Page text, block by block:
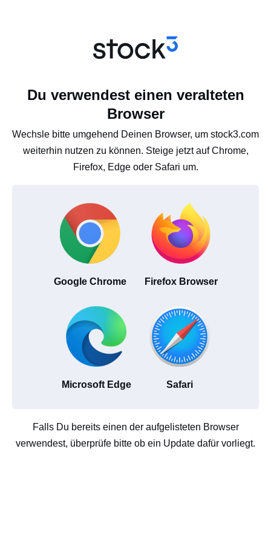
Du verwendest einen veralteten
Browser
Wechsle bitte umgehend Deinen Browser, um stock3.com
weiterhin nutzen zu können. Steige jetzt auf Chrome,
Firefox, Edge oder Safari um.
Google Chrome Firefox Browser
Microsoft Edge Safari
Falls Du bereits einen der aufgelisteten Browser
verwendest, überprüfe bitte ob ein Update dafür vorliegt.